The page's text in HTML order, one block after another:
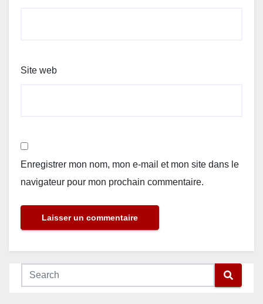
Site web
Enregistrer mon nom, mon e-mail et mon site dans le
navigateur pour mon prochain commentaire.